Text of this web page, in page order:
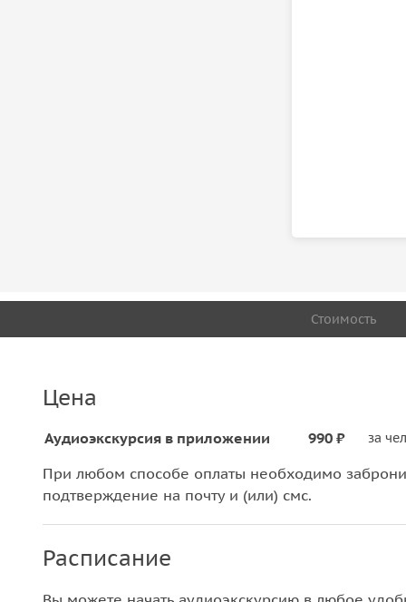
Стоимость
Цена
Аудиоэкскурсия в приложении 990 ₽ за
При любом способе оплаты необходимо
подтверждение на почту и (или) смс.
Расписание